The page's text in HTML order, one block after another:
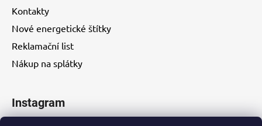
Kontakty
Nové energetické štítky
Reklamační list
Nákup na splátky
Instagram